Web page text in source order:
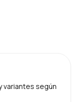
variantes según